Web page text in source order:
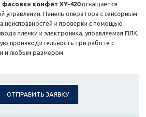
конфет XY-420оснащается
управления. Панель оператора с сенсорным
неисправностей и проверки с помощью
пленки и электроника, управляемая ПЛК,
производительность при работе с
и любым размером.
ОТПРАВИТЬ ЗАЯВКУ